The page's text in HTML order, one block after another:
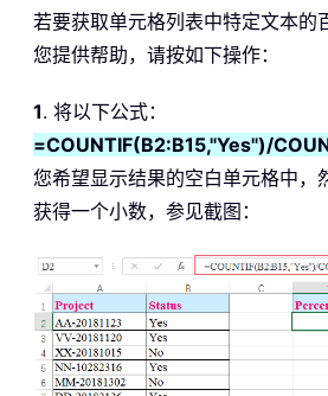
若要获取单元格列表中特定文本的
您提供帮助，请按如下操作：
1. 将以下公式：
=COUNTIF(B2:B15,"Yes")/
您希望显示结果的空白单元格中，
获得一个小数，参见截图：